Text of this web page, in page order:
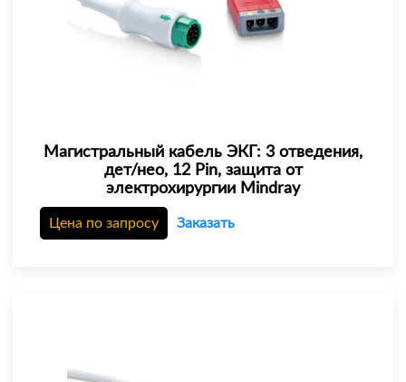
Магистральный кабель ЭКГ: 3 отведения,
дет/нео, 12 Pin, защита от
электрохирургии Mindray
Цена по запросу Заказать